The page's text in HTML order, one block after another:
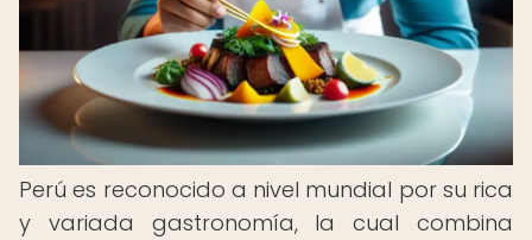
Perú es reconocido a nivel mundial por su rica
y variada gastronomía, la cual combina